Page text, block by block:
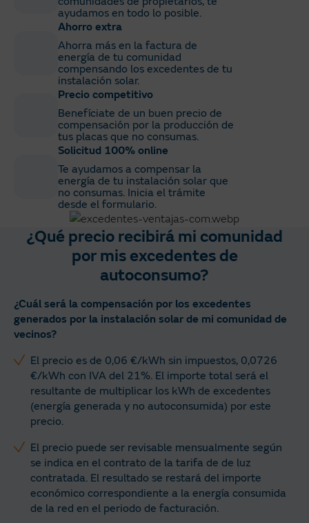
ayudamos en todo lo posible.
Ahorro extra
Ahorra más en la factura de
energía de tu comunidad
compensando los excedentes de tu
instalación solar.
Precio competitivo
Benefíciate de un buen precio de
compensación por la producción de
tus placas que no consumas.
Solicitud 100% online
Te ayudamos a compensar la
energía de tu instalación solar que
no consumas. Inicia el trámite
desde el formulario.
¿Qué precio recibirá mi comunidad
por mis excedentes de
autoconsumo?
¿Cuál será la compensación por los excedentes
generados por la instalación solar de mi comunidad de
vecinos?
El precio es de 0,06 €/kWh sin impuestos, 0,0726
€/kWh con IVA del 21%. El importe total será el
resultante de multiplicar los kWh de excedentes
(energía generada y no autoconsumida) por este
precio.
El precio puede ser revisable mensualmente según
se indica en el contrato de la tarifa de de luz
contratada. El resultado se restará del importe
económico correspondiente a la energía consumida
de la red en el periodo de facturación.